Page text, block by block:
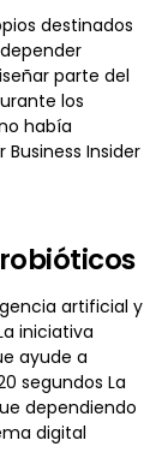
destinados
parte del
los
había
Insider
artificial y
iniciativa
ayude a
segundos La
dependiendo
digital